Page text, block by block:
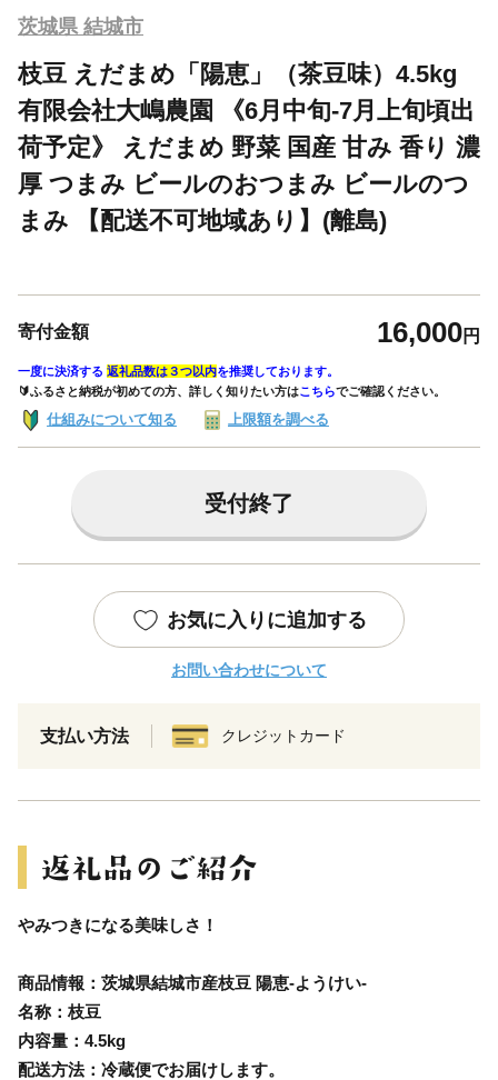
茨城県 結城市
枝豆 えだまめ「陽恵」（茶豆味）4.5kg
有限会社大嶋農園 《6月中旬-7月上旬頃出
荷予定》 えだまめ 野菜 国産 甘み 香り 濃
厚 つまみ ビールのおつまみ ビールのつ
まみ 【配送不可地域あり】(離島)
寄付金額 16,000円
一度に決済する 返礼品数は３つ以内を推奨しております。
🔰ふるさと納税が初めての方、詳しく知りたい方はこちらでご確認ください。
仕組みについて知る 上限額を調べる
受付終了
お気に入りに追加する
お問い合わせについて
支払い方法 クレジットカード
やみつきになる美味しさ！
商品情報：茨城県結城市産枝豆 陽恵-ようけい-
名称：枝豆
内容量：4.5kg
配送方法：冷蔵便でお届けします。